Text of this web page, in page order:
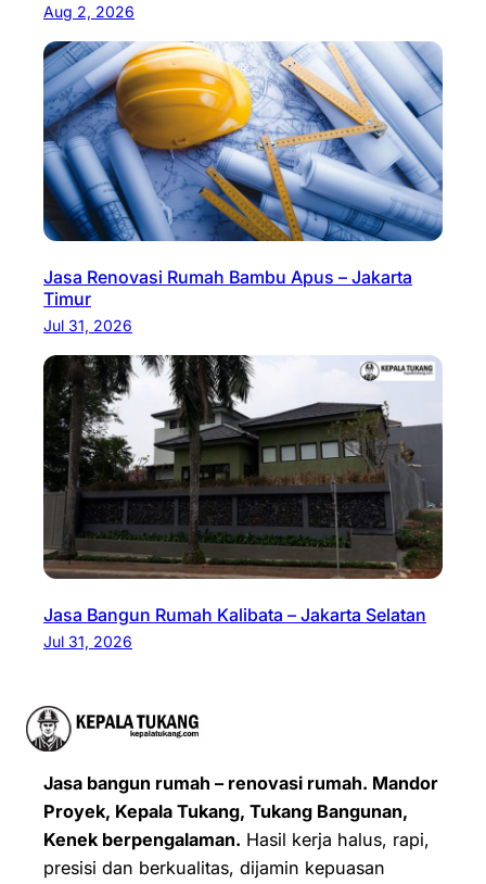
Aug 2, 2026
Jasa Renovasi Rumah Bambu Apus – Jakarta
Timur
Jul 31, 2026
Jasa Bangun Rumah Kalibata – Jakarta Selatan
Jul 31, 2026
Jasa bangun rumah – renovasi rumah. Mandor
Proyek, Kepala Tukang, Tukang Bangunan,
Kenek berpengalaman. Hasil kerja halus, rapi,
presisi dan berkualitas, dijamin kepuasan